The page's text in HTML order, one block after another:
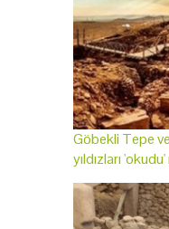
Göbekli Tepe
yıldızları